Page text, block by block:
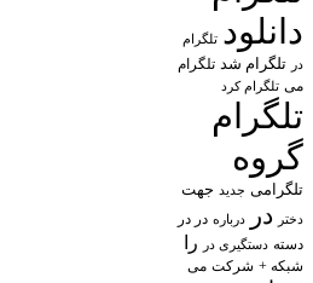
دانلود تلگرام
در تلگرام شد تلگرام
می تلگرام کرد
تلگرام
گروه
تلگرامی جدید جهت
دختر در درباره در در
دسته دستگیری در را
شبکه + شرکت می